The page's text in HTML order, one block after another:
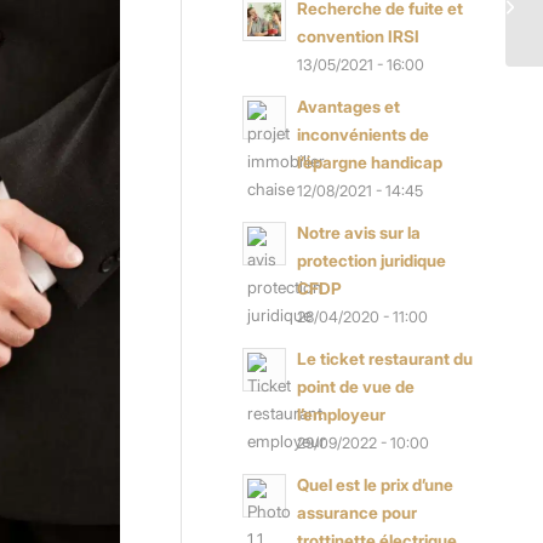
Recherche de fuite et
convention IRSI
13/05/2021 - 16:00
Avantages et
inconvénients de
l’épargne handicap
12/08/2021 - 14:45
Notre avis sur la
protection juridique
CFDP
28/04/2020 - 11:00
Le ticket restaurant du
point de vue de
l’employeur
29/09/2022 - 10:00
Quel est le prix d’une
assurance pour